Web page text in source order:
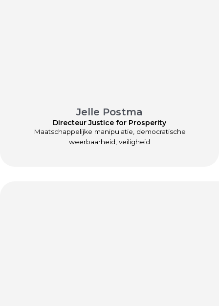
Jelle Postma
Directeur Justice for Prosperity
Maatschappelijke manipulatie, democratische
weerbaarheid, veiligheid